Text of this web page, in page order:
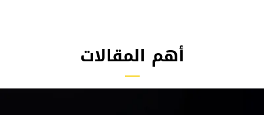
أهم المقالات